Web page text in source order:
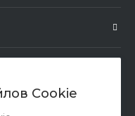
Cookie